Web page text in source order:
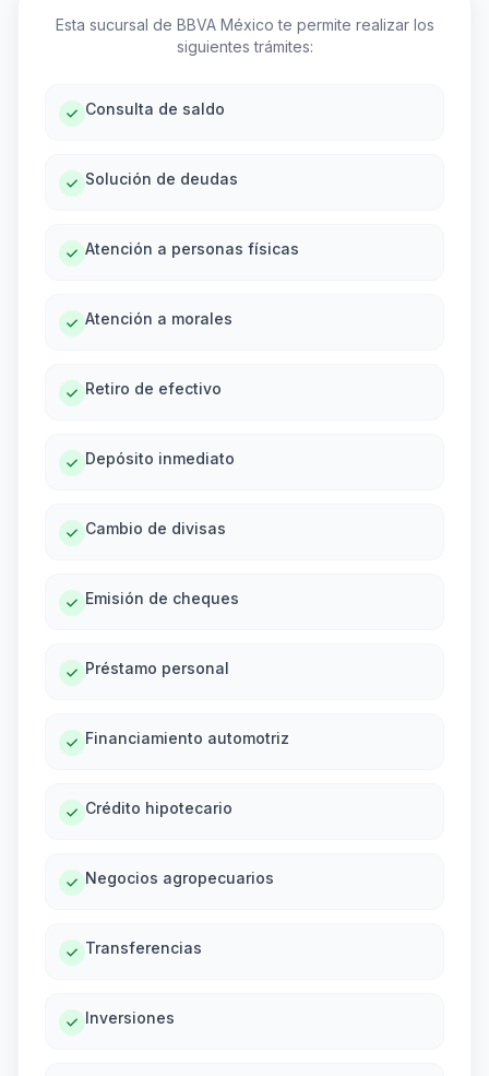
Esta sucursal de BBVA México te permite realizar los
siguientes trámites:
Consulta de saldo
Solución de deudas
Atención a personas físicas
Atención a morales
Retiro de efectivo
Depósito inmediato
Cambio de divisas
Emisión de cheques
Préstamo personal
Financiamiento automotriz
Crédito hipotecario
Negocios agropecuarios
Transferencias
Inversiones